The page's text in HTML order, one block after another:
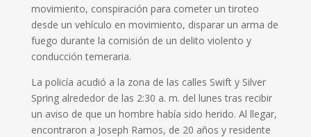
movimiento, conspiración para cometer un tiroteo
desde un vehículo en movimiento, disparar un arma de
fuego durante la comisión de un delito violento y
conducción temeraria.
La policía acudió a la zona de las calles Swift y Silver
Spring alrededor de las 2:30 a. m. del lunes tras recibir
un aviso de que un hombre había sido herido. Al llegar,
encontraron a Joseph Ramos, de 20 años y residente